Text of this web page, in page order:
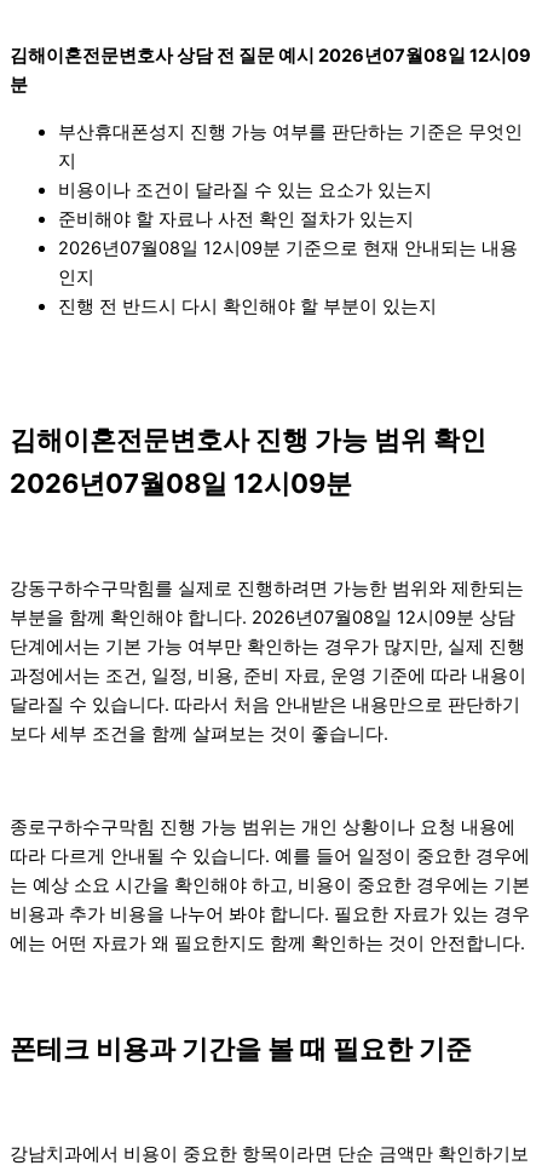
김해이혼전문변호사 상담 전 질문 예시 2026년07월08일 12시09
분
부산휴대폰성지 진행 가능 여부를 판단하는 기준은 무엇인
지
비용이나 조건이 달라질 수 있는 요소가 있는지
준비해야 할 자료나 사전 확인 절차가 있는지
2026년07월08일 12시09분 기준으로 현재 안내되는 내용
인지
진행 전 반드시 다시 확인해야 할 부분이 있는지
김해이혼전문변호사 진행 가능 범위 확인
2026년07월08일 12시09분
강동구하수구막힘를 실제로 진행하려면 가능한 범위와 제한되는
부분을 함께 확인해야 합니다. 2026년07월08일 12시09분 상담
단계에서는 기본 가능 여부만 확인하는 경우가 많지만, 실제 진행
과정에서는 조건, 일정, 비용, 준비 자료, 운영 기준에 따라 내용이
달라질 수 있습니다. 따라서 처음 안내받은 내용만으로 판단하기
보다 세부 조건을 함께 살펴보는 것이 좋습니다.
종로구하수구막힘 진행 가능 범위는 개인 상황이나 요청 내용에
따라 다르게 안내될 수 있습니다. 예를 들어 일정이 중요한 경우에
는 예상 소요 시간을 확인해야 하고, 비용이 중요한 경우에는 기본
비용과 추가 비용을 나누어 봐야 합니다. 필요한 자료가 있는 경우
에는 어떤 자료가 왜 필요한지도 함께 확인하는 것이 안전합니다.
폰테크 비용과 기간을 볼 때 필요한 기준
강남치과에서 비용이 중요한 항목이라면 단순 금액만 확인하기보